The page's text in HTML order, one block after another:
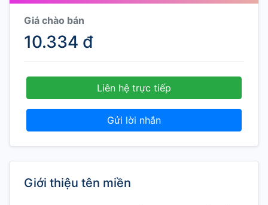
Giá chào bán
10.334 đ
Liên hệ trực tiếp
Gửi lời nhắn
Giới thiệu tên miền